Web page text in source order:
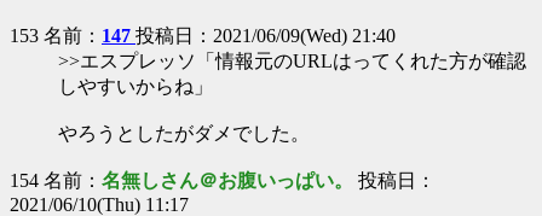
153 名前： 147 投稿日：2021/06/09(Wed) 21:40
>>エスプレッソ「情報元のURLはってくれた方が確認
しやすいからね」
やろうとしたがダメでした。
154 名前： 名無しさん＠お腹いっぱい。 投稿日：
2021/06/10(Thu) 11:17